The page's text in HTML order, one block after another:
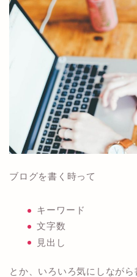
ブログを書く時って
キーワード
文字数
見出し
とか、いろいろ気にしなが